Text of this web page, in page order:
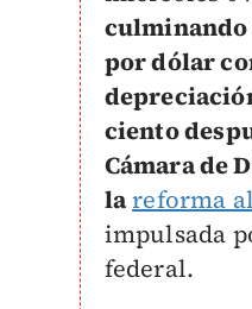
culminando
por dólar
ciento
Cámara de
lareforma
impulsada
federal.